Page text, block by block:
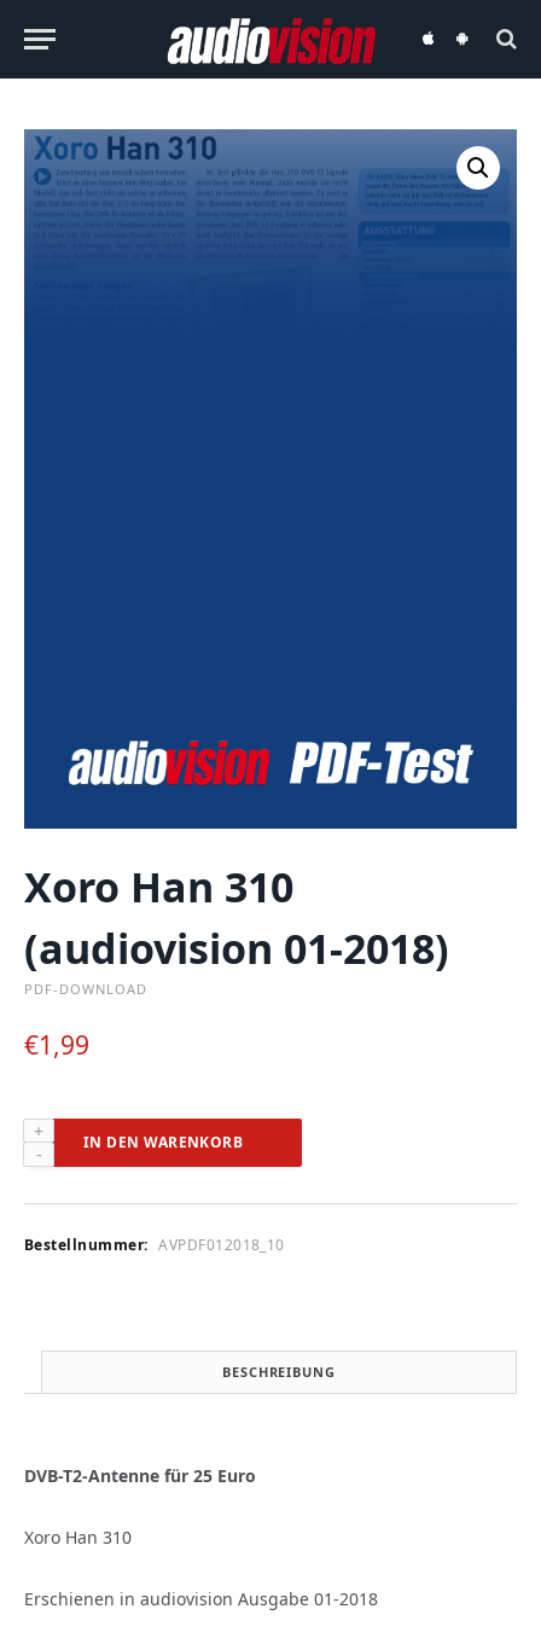
audiovisionaudiovision
Xoro Han 310
(audiovision 01-2018)
PDF-DOWNLOAD
€1,99
Xoro
Han
(audiovision
2018)
IN DEN WARENKORB
Bestellnummer: AVPDF012018_10
BESCHREIBUNG
DVB-T2-Antenne für 25 Euro
Xoro Han 310
Erschienen in audiovision Ausgabe 01-2018